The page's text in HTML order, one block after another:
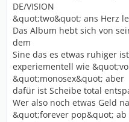
DE/VISION
&quot;two&quot; ans Herz
Das Album hebt sich von
dem
Sine das es etwas ruhiger
experiementell wie
&quot;monosex&quot; aber
dafür ist Scheibe total
Wer also noch etwas Geld
&quot;forever pop&quot; ab